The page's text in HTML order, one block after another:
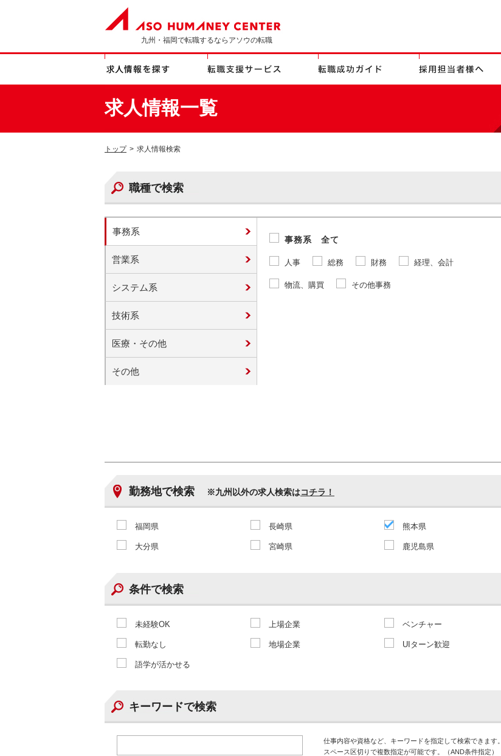
九州・福岡で転職するならアソウの転職
求人情報一覧
トップ > 求人情報検索
職種で検索
事務系
営業系
システム系
技術系
医療・その他
その他
事務系 全て
人事 総務 財務 経理、会計
物流、購買 その他事務
勤務地で検索 ※九州以外の求人検索はコチラ！
福岡県 長崎県 熊本県
大分県 宮崎県 鹿児島県
条件で検索
未経験OK 上場企業 ベンチャー
転勤なし 地場企業 UIターン歓迎
語学が活かせる
キーワードで検索
仕事内容や資格など、キーワードを指定して検索できます。
スペース区切りで複数指定が可能です。（AND条件指定）